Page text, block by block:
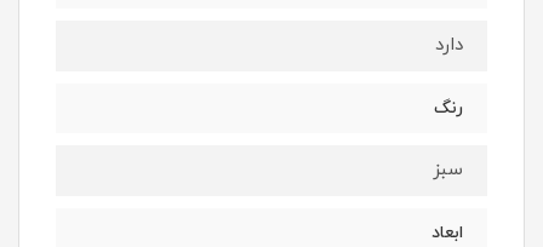
دارد
رنگ
سبز
ابعاد